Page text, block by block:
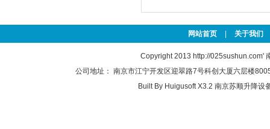
网站首页 关于我们
Copyright 2013 http://025sushun.com'
公司地址： 南京市江宁开发区迎翠路7号科创大厦六层楼
Built By Huigusoft X3.2 南京苏顺升降设